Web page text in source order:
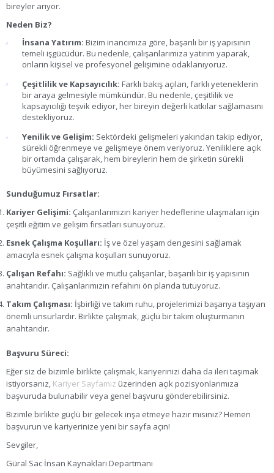
bireyler arıyor.
Neden Biz?
İnsana Yatırım: Bizim inancımıza göre, başarılı bir iş yapısının
temeli işgücüdür. Bu nedenle, çalışanlarımıza yatırım yaparak,
onların kişisel ve profesyonel gelişimine odaklanıyoruz.
Çeşitlilik ve Kapsayıcılık: Farklı bakış açıları, farklı yeteneklerin
bir araya gelmesiyle mümkündür. Bu nedenle, çeşitlilik ve
kapsayıcılığı teşvik ediyor, her bireyin değerli katkılar sağlamasını
destekliyoruz.
Yenilik ve Gelişim: Sektördeki gelişmeleri yakından takip ediyor,
sürekli öğrenmeye ve gelişmeye önem veriyoruz. Yeniliklere açık
bir ortamda çalışarak, hem bireylerin hem de şirketin sürekli
büyümesini sağlıyoruz.
Sunduğumuz Fırsatlar:
Kariyer Gelişimi: Çalışanlarımızın kariyer hedeflerine ulaşmaları için
çeşitli eğitim ve gelişim fırsatları sunuyoruz.
Esnek Çalışma Koşulları: İş ve özel yaşam dengesini sağlamak
amacıyla esnek çalışma koşulları sunuyoruz.
Çalışan Refahı: Sağlıklı ve mutlu çalışanlar, başarılı bir iş yapısının
anahtarıdır. Çalışanlarımızın refahını ön planda tutuyoruz.
Takım Çalışması: İşbirliği ve takım ruhu, projelerimizi başarıya taşıyan
önemli unsurlardır. Birlikte çalışmak, güçlü bir takım oluşturmanın
anahtarıdır.
Başvuru Süreci:
Eğer siz de bizimle birlikte çalışmak, kariyerinizi daha da ileri taşımak
istiyorsanız, Kariyer Sayfamız üzerinden açık pozisyonlarımıza
başvuruda bulunabilir veya genel başvuru gönderebilirsiniz.
Bizimle birlikte güçlü bir gelecek inşa etmeye hazır mısınız? Hemen
başvurun ve kariyerinize yeni bir sayfa açın!
Sevgiler,
Güral Sac İnsan Kaynakları Departmanı